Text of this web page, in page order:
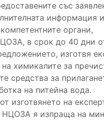
със
информация и
органи,
в срок до 40 дни
изготвя
химикалите за
средства за
на питейна вода.
изготвянето на
НЦОЗА я изпраща на